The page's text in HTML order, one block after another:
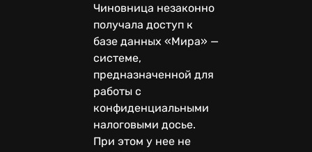
Чиновница незаконно
получала доступ к
базе данных «Мира» —
системе,
предназначенной для
работы с
конфиденциальными
налоговыми досье.
При этом у нее не